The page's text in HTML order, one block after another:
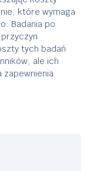
które wymaga
Badania po
tych badań
ale ich
zapewnienia